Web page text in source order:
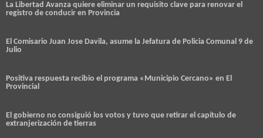
La Libertad Avanza quiere eliminar un requisito clave para renovar el
registro de conducir en Provincia
El Comisario Juan Jose Davila, asume la Jefatura de Policia Comunal 9 de
Julio
Positiva respuesta recibio el programa «Municipio Cercano» en El
Provincial
El gobierno no consiguió los votos y tuvo que retirar el capítulo de
extranjerización de tierras